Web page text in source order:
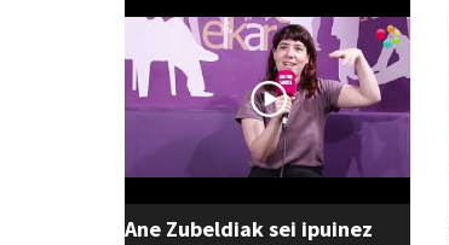
Ane Zubeldiak sei ipuinez